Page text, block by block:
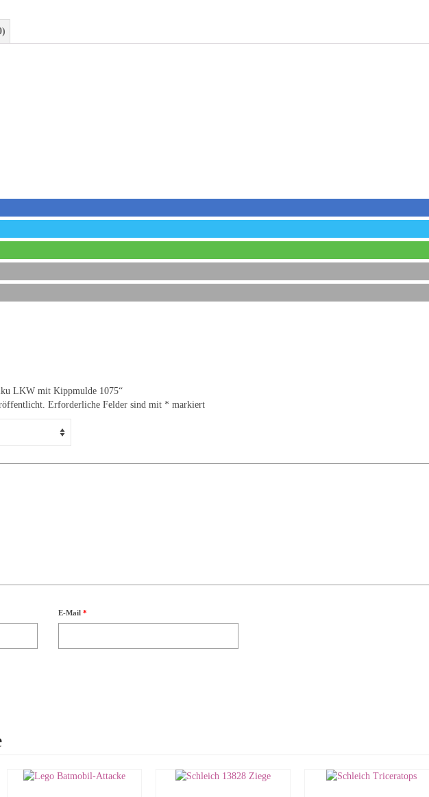
LKW mit Kippmulde 1075“
Erforderliche Felder sind mit * markiert
E-Mail*